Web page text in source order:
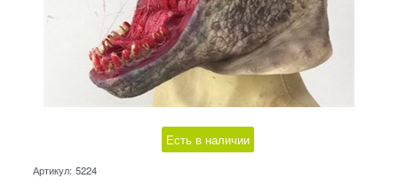
Есть в наличии
Артикул: 5224